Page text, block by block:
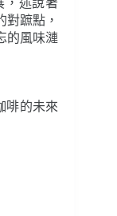
，述說著
蹠點，
的風味漣
啡的未來